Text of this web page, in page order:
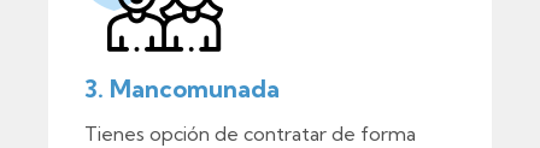
3. Mancomunada
Tienes opción de contratar de forma